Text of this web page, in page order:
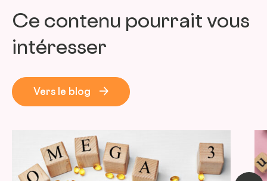
Ce contenu pourrait vous
intéresser
Vers le blog